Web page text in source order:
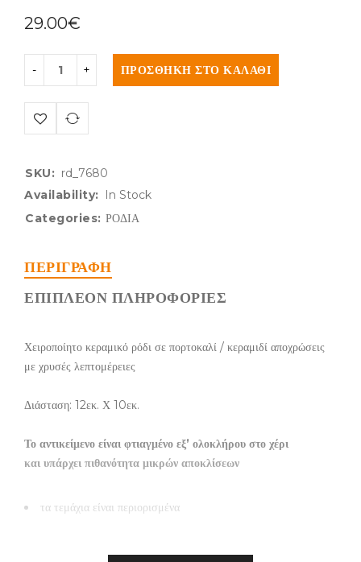
29.00€
ΠΡΟΣΘΉΚΗ ΣΤΟ ΚΑΛΆΘΙ
SKU: rd_7680
Availability: In Stock
Categories: ΡΟΔΙΑ
ΠΕΡΙΓΡΑΦΉ
ΕΠΙΠΛΈΟΝ ΠΛΗΡΟΦΟΡΊΕΣ
Χειροποίητο κεραμικό ρόδι σε πορτοκαλί / κεραμιδί αποχρώσεις
με χρυσές λεπτομέρειες
Διάσταση: 12εκ. Χ 10εκ.
Το αντικείμενο είναι φτιαγμένο εξ’ ολοκλήρου στο χέρι
και υπάρχει πιθανότητα μικρών αποκλίσεων
τα τεμάχια είναι περιορισμένα